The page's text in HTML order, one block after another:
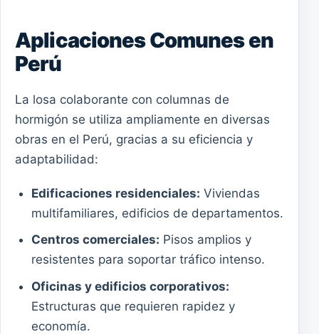
Aplicaciones Comunes en
Perú
La losa colaborante con columnas de
hormigón se utiliza ampliamente en diversas
obras en el Perú, gracias a su eficiencia y
adaptabilidad:
Edificaciones residenciales: Viviendas
multifamiliares, edificios de departamentos.
Centros comerciales: Pisos amplios y
resistentes para soportar tráfico intenso.
Oficinas y edificios corporativos:
Estructuras que requieren rapidez y
economía.